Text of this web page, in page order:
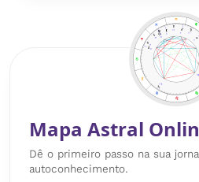
Mapa Astral
Dê o primeiro passo na sua
autoconhecimento.